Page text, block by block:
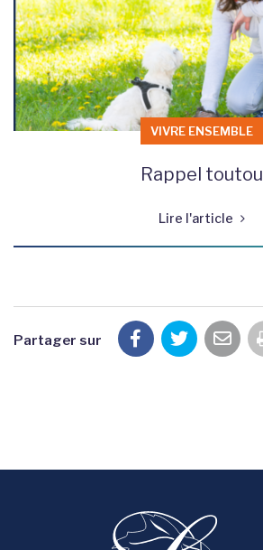
VIVRE ENSEMBLE
Rappel toutou
Lire l'article
Partager sur